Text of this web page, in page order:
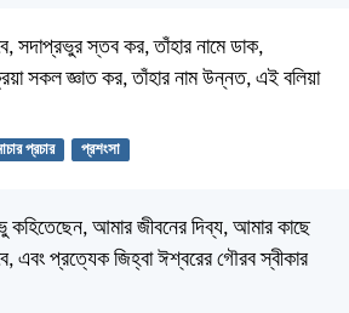
সদাপ্রভুর স্তব কর, তাঁহার নামে ডাক,
সকল জ্ঞাত কর,তাঁহার নাম উন্নত, এই বলিয়া
প্রচার প্রশংসা
কহিতেছেন, আমার জীবনের দিব্য, আমার কাছে
এবং প্রত্যেক জিহ্বা ঈশ্বরের গৌরব স্বীকার